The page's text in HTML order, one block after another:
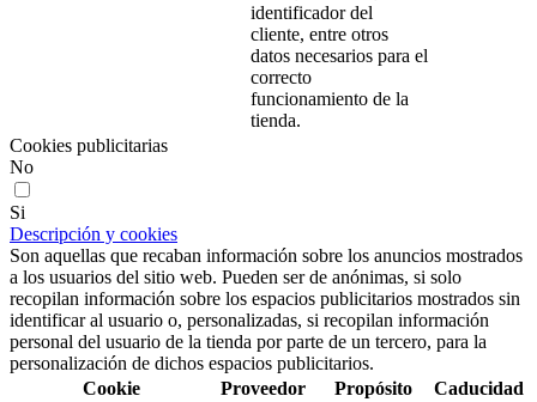
identificador del
cliente, entre otros
datos necesarios para el
correcto
funcionamiento de la
tienda.
Cookies publicitarias
No
Si
Descripción y cookies
Son aquellas que recaban información sobre los anuncios mostrados
a los usuarios del sitio web. Pueden ser de anónimas, si solo
recopilan información sobre los espacios publicitarios mostrados sin
identificar al usuario o, personalizadas, si recopilan información
personal del usuario de la tienda por parte de un tercero, para la
personalización de dichos espacios publicitarios.
Cookie
Proveedor Propósito Caducidad